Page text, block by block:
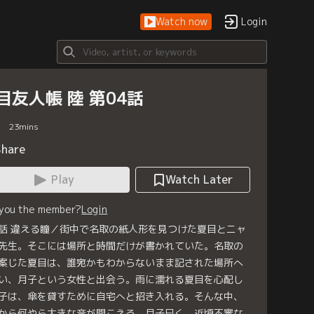
Watch now Login
友人帳 陸 第04話
23mins
Play
Watch Later
the member?Login
違える瞳／街中で名取の紙人形を見つけた夏目とニャ
生。そこには場所と時間だけが書かれていた。名取の
じた夏目は、誰宛かもわからないまま記された場所へ
、月子という女性と出会う。雨に濡れる夏目を心配し
は、傘を貸すために自宅へと招き入れる。そんな中、